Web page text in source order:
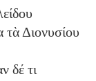
Διονυσίου
δέ τι